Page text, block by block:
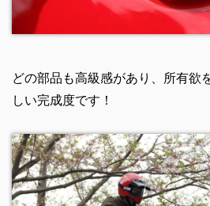
どの部品も高級感があり、所有欲
しい完成度です！